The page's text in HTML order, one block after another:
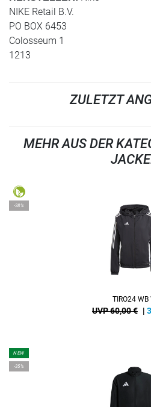
NIKE Retail B.V.
PO BOX 6453
Colosseum 1
1213
ZULETZT
MEHR AUS DER
-38%
TIRO24 WB
UVP 60,00 € |
NEW
-35%